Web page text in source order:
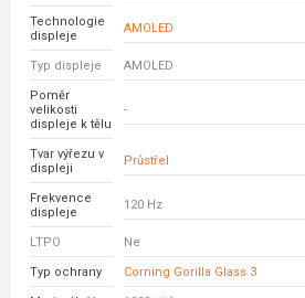
Technologie
displeje
AMOLED
Typ displeje AMOLED
Poměr
velikosti
displeje k tělu
-
Tvar výřezu v
displeji
Průstřel
Frekvence
displeje
120 Hz
LTPO Ne
Typ ochrany Corning Gorilla Glass 3